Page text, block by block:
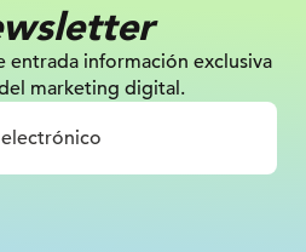
entrada información exclusiva
marketing digital.